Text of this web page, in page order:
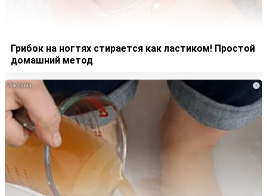
Грибок на ногтях стирается как ластиком! Простой
домашний метод
i